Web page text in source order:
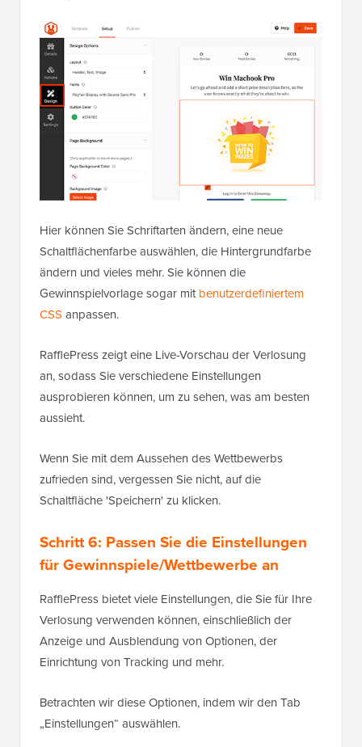
Hier können Sie Schriftarten ändern, eine neue
Schaltflächenfarbe auswählen, die Hintergrundfarbe
ändern und vieles mehr. Sie können die
Gewinnspielvorlage sogar mitbenutzerdefiniertem
CSS anpassen.
RafflePress zeigt eine Live-Vorschau der Verlosung
an, sodass Sie verschiedene Einstellungen
ausprobieren können, um zu sehen, was am besten
aussieht.
Wenn Sie mit dem Aussehen des Wettbewerbs
zufrieden sind, vergessen Sie nicht, auf die
Schaltfläche 'Speichern' zu klicken.
Schritt 6: Passen Sie die Einstellungen
für Gewinnspiele/Wettbewerbe an
RafflePress bietet viele Einstellungen, die Sie für Ihre
Verlosung verwenden können, einschließlich der
Anzeige und Ausblendung von Optionen, der
Einrichtung von Tracking und mehr.
Betrachten wir diese Optionen, indem wir den Tab
„Einstellungen“ auswählen.